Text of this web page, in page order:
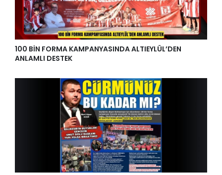
100 BİN FORMA KAMPANYASINDA ALTIEYLÜL’DEN
ANLAMLI DESTEK